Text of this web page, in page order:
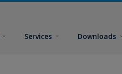
Services Downloads